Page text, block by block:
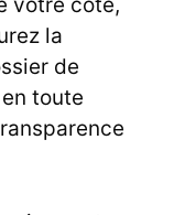
la
de
toute